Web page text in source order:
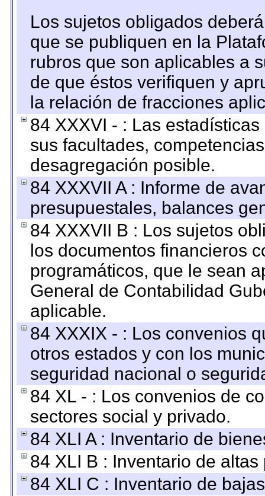
Los sujetos obligados
que se publiquen en la
rubros que son aplicables a
de que éstos verifiquen y
la relación de fracciones
84 XXXVI - : Las
sus facultades,
desagregación posible.
84 XXXVII A : Informe de
presupuestales, balances
84 XXXVII B : Los sujetos
los documentos financieros
programáticos, que le sean
General de Contabilidad
aplicable.
84 XXXIX - : Los convenios
otros estados y con los
seguridad nacional o
84 XL - : Los convenios de
sectores social y privado.
84 XLI A : Inventario de
84 XLI B : Inventario de
84 XLI C : Inventario de